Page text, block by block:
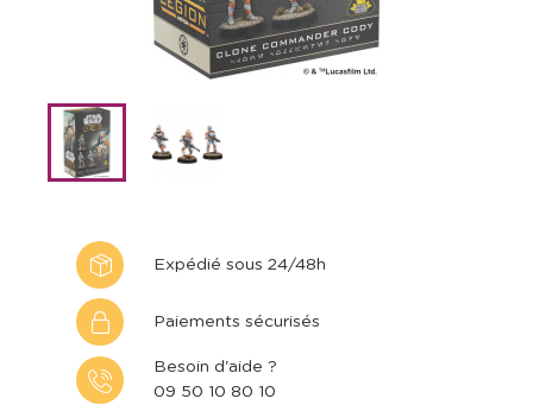
Expédié sous 24/48h
Paiements sécurisés
Besoin d'aide ?
09 50 10 80 10